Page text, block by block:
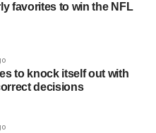
favorites to win the NFL
to knock itself out with
decisions